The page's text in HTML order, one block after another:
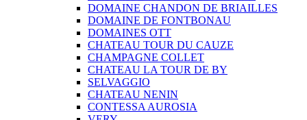
DOMAINE CHANDON DE BRIAILLES
DOMAINE DE FONTBONAU
DOMAINES OTT
CHATEAU TOUR DU CAUZE
CHAMPAGNE COLLET
CHATEAU LA TOUR DE BY
SELVAGGIO
CHATEAU NENIN
CONTESSA AUROSIA